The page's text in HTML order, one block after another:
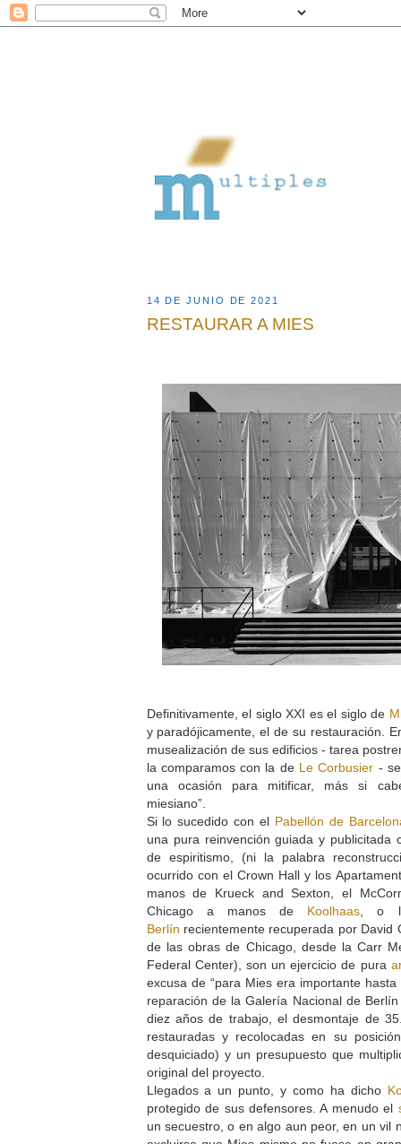
14 DE JUNIO DE 2021
RESTAURAR A MIES
Definitivamente, el siglo XXI es el siglo de
y paradójicamente, el de su restauración.
musealización de sus edificios - tarea
la comparamos con la de Le Corbusier -
una ocasión para mitificar, más si
miesiano”.
Si lo sucedido con el Pabellón de
una pura reinvención guiada y publicitada
de espiritismo, (ni la palabra
ocurrido con el Crown Hall y los
manos de Krueck and Sexton, el
Chicago a manos de Koolhaas , o
Berlín recientemente recuperada por David
de las obras de Chicago, desde la Carr
Federal Center), son un ejercicio de pura
excusa de “para Mies era importante
reparación de la Galería Nacional de
diez años de trabajo, el desmontaje de
restauradas y recolocadas en su
desquiciado) y un presupuesto que
original del proyecto.
Llegados a un punto, y como ha dicho
protegido de sus defensores. A menudo el
un secuestro, o en algo aun peor, en un vil